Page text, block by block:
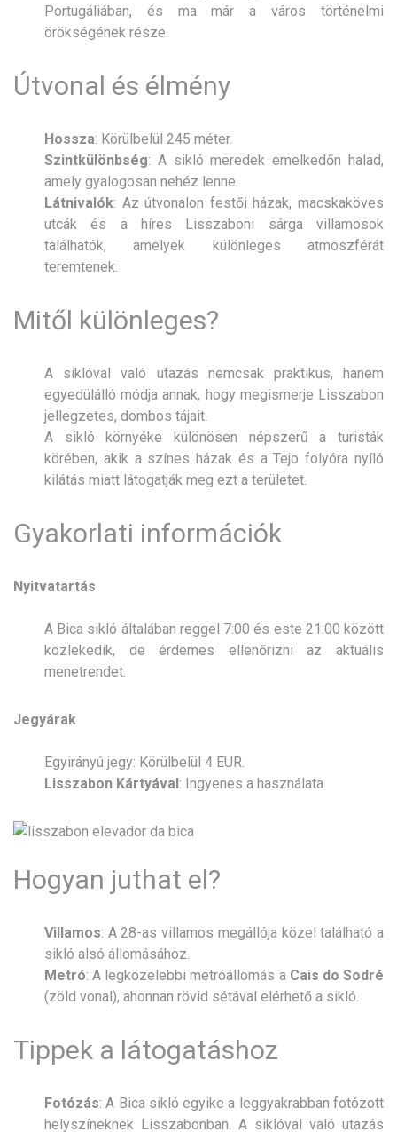
Portugáliában, és ma már a város történelmi
örökségének része.
Útvonal és élmény
Hossza: Körülbelül 245 méter.
Szintkülönbség: A sikló meredek emelkedőn halad,
amely gyalogosan nehéz lenne.
Látnivalók: Az útvonalon festői házak, macskaköves
utcák és a híres Lisszaboni sárga villamosok
találhatók, amelyek különleges atmoszférát
teremtenek.
Mitől különleges?
A siklóval való utazás nemcsak praktikus, hanem
egyedülálló módja annak, hogy megismerje Lisszabon
jellegzetes, dombos tájait.
A sikló környéke különösen népszerű a turisták
körében, akik a színes házak és a Tejo folyóra nyíló
kilátás miatt látogatják meg ezt a területet.
Gyakorlati információk
Nyitvatartás
A Bica sikló általában reggel 7:00 és este 21:00 között
közlekedik, de érdemes ellenőrizni az aktuális
menetrendet.
Jegyárak
Egyirányú jegy: Körülbelül 4 EUR.
Lisszabon Kártyával: Ingyenes a használata.
Hogyan juthat el?
Villamos: A 28-as villamos megállója közel található a
sikló alsó állomásához.
Metró: A legközelebbi metróállomás a Cais do Sodré
(zöld vonal), ahonnan rövid sétával elérhető a sikló.
Tippek a látogatáshoz
Fotózás: A Bica sikló egyike a leggyakrabban fotózott
helyszíneknek Lisszabonban. A siklóval való utazás